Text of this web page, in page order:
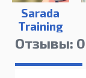
Sarada
Training
The Last
War
Отзывы: 0